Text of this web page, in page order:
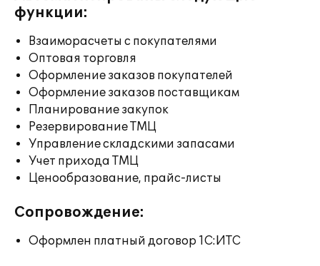
функции:
Взаиморасчеты с покупателями
Оптовая торговля
Оформление заказов покупателей
Оформление заказов поставщикам
Планирование закупок
Резервирование ТМЦ
Управление складскими запасами
Учет прихода ТМЦ
Ценообразование, прайс-листы
Сопровождение:
Оформлен платный договор 1С:ИТС